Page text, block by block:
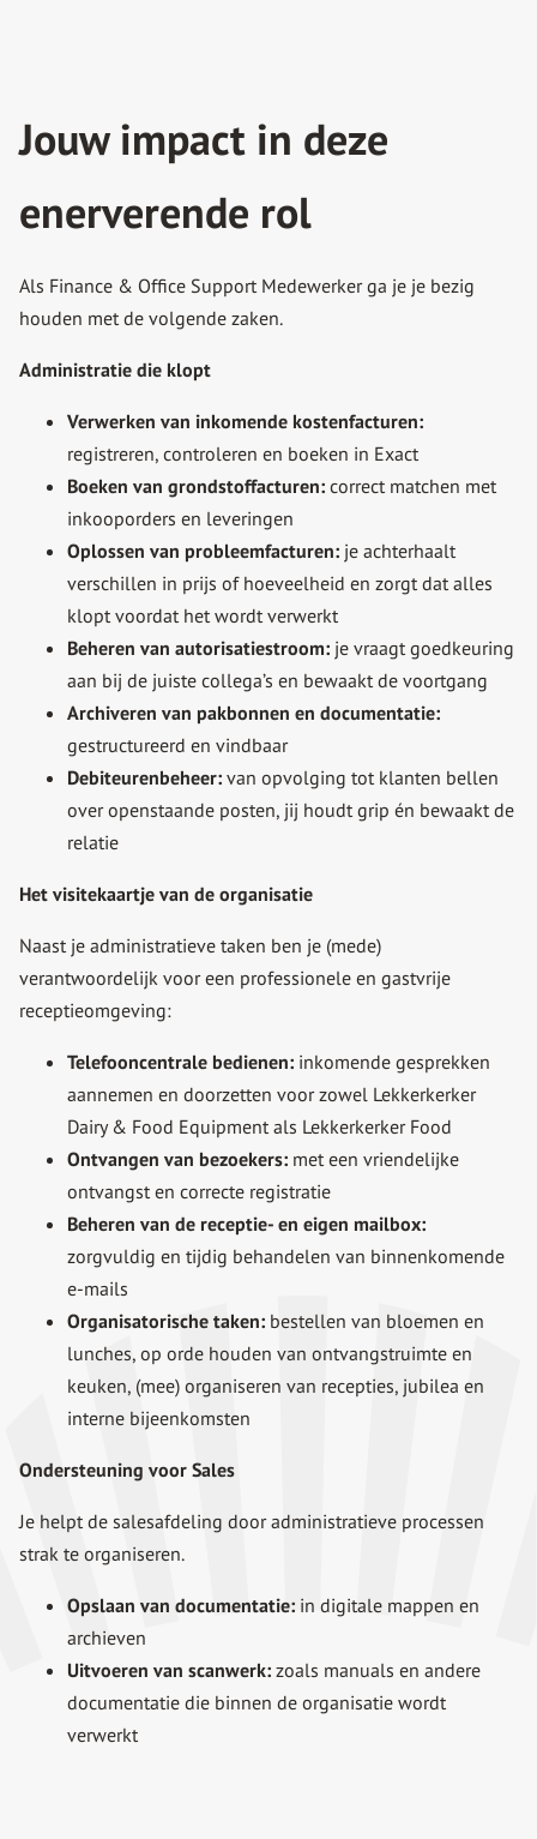
Jouw impact in deze
enerverende rol
Als Finance & Office Support Medewerker ga je je bezig
houden met de volgende zaken.
Administratie die klopt
Verwerken van inkomende kostenfacturen:
registreren, controleren en boeken in Exact
Boeken van grondstoffacturen: correct matchen met
inkooporders en leveringen
Oplossen van probleemfacturen: je achterhaalt
verschillen in prijs of hoeveelheid en zorgt dat alles
klopt voordat het wordt verwerkt
Beheren van autorisatiestroom: je vraagt goedkeuring
aan bij de juiste collega’s en bewaakt de voortgang
Archiveren van pakbonnen en documentatie:
gestructureerd en vindbaar
Debiteurenbeheer: van opvolging tot klanten bellen
over openstaande posten, jij houdt grip én bewaakt de
relatie
Het visitekaartje van de organisatie
Naast je administratieve taken ben je (mede)
verantwoordelijk voor een professionele en gastvrije
receptieomgeving:
Telefooncentrale bedienen: inkomende gesprekken
aannemen en doorzetten voor zowel Lekkerkerker
Dairy & Food Equipment als Lekkerkerker Food
Ontvangen van bezoekers: met een vriendelijke
ontvangst en correcte registratie
Beheren van de receptie- en eigen mailbox:
zorgvuldig en tijdig behandelen van binnenkomende
e-mails
Organisatorische taken: bestellen van bloemen en
lunches, op orde houden van ontvangstruimte en
keuken, (mee) organiseren van recepties, jubilea en
interne bijeenkomsten
Ondersteuning voor Sales
Je helpt de salesafdeling door administratieve processen
strak te organiseren.
Opslaan van documentatie: in digitale mappen en
archieven
Uitvoeren van scanwerk: zoals manuals en andere
documentatie die binnen de organisatie wordt
verwerkt